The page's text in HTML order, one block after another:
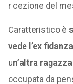
ricezione del
Caratteristico è
vede l’ex
un’altra ragazza
occupata da